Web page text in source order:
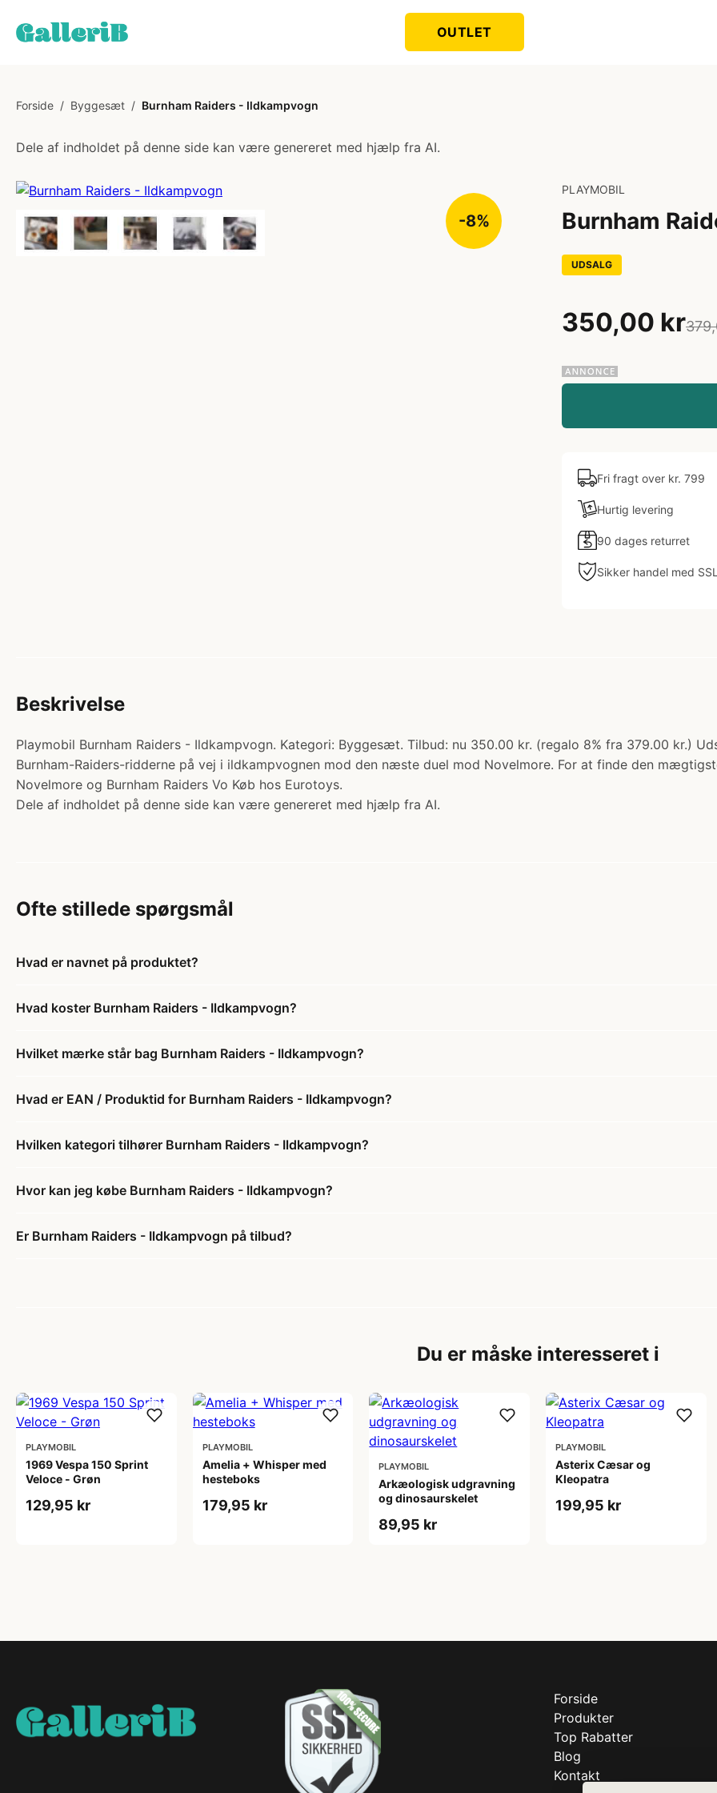
OUTLET
Forside / Byggesæt / Burnham Raiders - Ildkampvogn
Dele af indholdet på denne side kan være genereret med hjælp fra AI.
-8%
PLAYMOBIL
Burnham
UDSALG
350,00 kr
Fri fragt over kr. 799
Hurtig levering
90 dages returret
Sikker handel med SSL
Beskrivelse
Playmobil Burnham Raiders - Ildkampvogn. Kategori: Byggesæt. Tilbud: nu 350.00 kr. (regalo 8% fra 379.00 kr.)
Burnham-Raiders-ridderne på vej i ildkampvognen mod den næste duel mod Novelmore. For at finde den
Novelmore og Burnham Raiders Vo Køb hos Eurotoys.
Dele af indholdet på denne side kan være genereret med hjælp fra AI.
Ofte stillede spørgsmål
Hvad er navnet på produktet?
Hvad koster Burnham Raiders - Ildkampvogn?
Hvilket mærke står bag Burnham Raiders - Ildkampvogn?
Hvad er EAN / Produktid for Burnham Raiders - Ildkampvogn?
Hvilken kategori tilhører Burnham Raiders - Ildkampvogn?
Hvor kan jeg købe Burnham Raiders - Ildkampvogn?
Er Burnham Raiders - Ildkampvogn på tilbud?
Du er måske interesseret i
PLAYMOBIL
1969 Vespa 150 Sprint
Veloce - Grøn
129,95 kr
PLAYMOBIL
Amelia + Whisper med
hesteboks
179,95 kr
PLAYMOBIL
Arkæologisk udgravning
og dinosaurskelet
89,95 kr
PLAYMOBIL
Asterix Cæsar og
Kleopatra
199,95 kr
Forside
Produkter
Top Rabatter
Blog
Kontakt